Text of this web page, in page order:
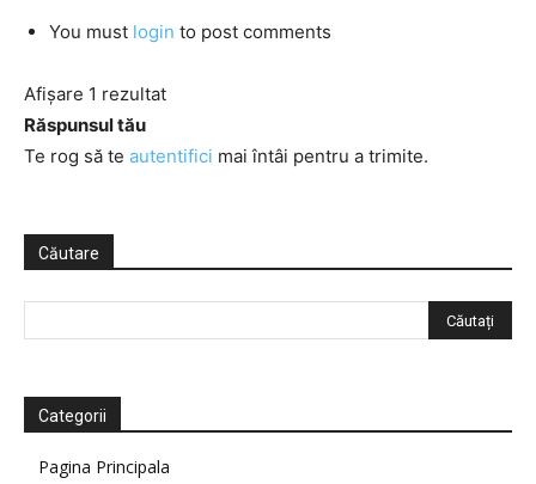
You must login to post comments
Afișare 1 rezultat
Răspunsul tău
Te rog să te autentifici mai întâi pentru a trimite.
Căutare
Categorii
Pagina Principala